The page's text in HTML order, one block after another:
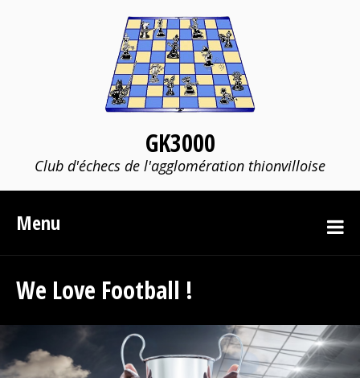
GK3000
Club d'échecs de l'agglomération thionvilloise
Menu
We Love Football !